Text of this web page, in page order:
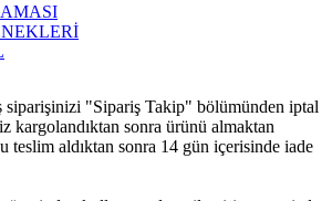
siparişinizi "Sipariş Takip" bölümünden iptal
kargolandıktan sonra ürünü almaktan
teslim aldıktan sonra 14 gün içerisinde iade